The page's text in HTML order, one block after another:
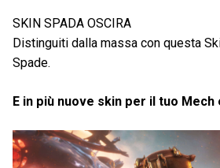
SKIN SPADA OSCIRA
Distinguiti dalla massa con questa
Spade.
E in più nuove skin per il tuo